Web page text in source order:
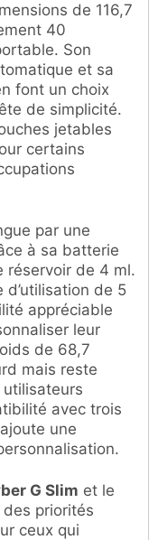
de 116,7
40
Son
et sa
font un choix
de simplicité.
jetables
certains
par une
à sa batterie
réservoir de 4 ml.
d’utilisation de 5
appréciable
leur
de 68,7
mais reste
avec trois
une
G Slim et le
priorités
ceux qui